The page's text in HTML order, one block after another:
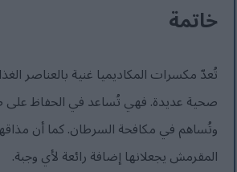
خاتمة
تُعدّ مكسرات المكاديميا غنية بالعناصر
صحية عديدة. فهي تُساعد في الحفاظ
وتُساهم في مكافحة السرطان. كما أن
المقرمش يجعلانها إضافة رائعة لأي وجبة.